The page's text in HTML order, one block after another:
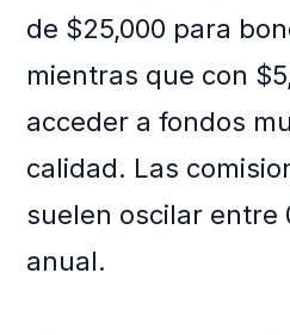
de $25,000 para
mientras que con
acceder a fondos
calidad. Las
suelen oscilar entre
anual.